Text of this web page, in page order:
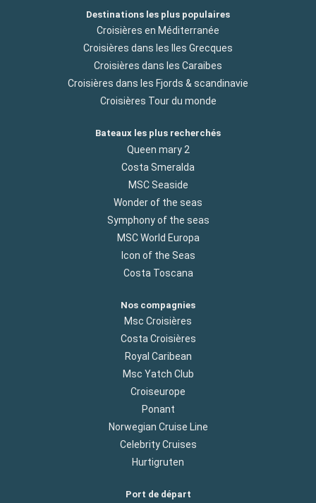
Destinations les plus populaires
Croisières en Méditerranée
Croisières dans les Iles Grecques
Croisières dans les Caraibes
Croisières dans les Fjords & scandinavie
Croisières Tour du monde
Bateaux les plus recherchés
Queen mary 2
Costa Smeralda
MSC Seaside
Wonder of the seas
Symphony of the seas
MSC World Europa
Icon of the Seas
Costa Toscana
Nos compagnies
Msc Croisières
Costa Croisières
Royal Caribean
Msc Yatch Club
Croiseurope
Ponant
Norwegian Cruise Line
Celebrity Cruises
Hurtigruten
Port de départ